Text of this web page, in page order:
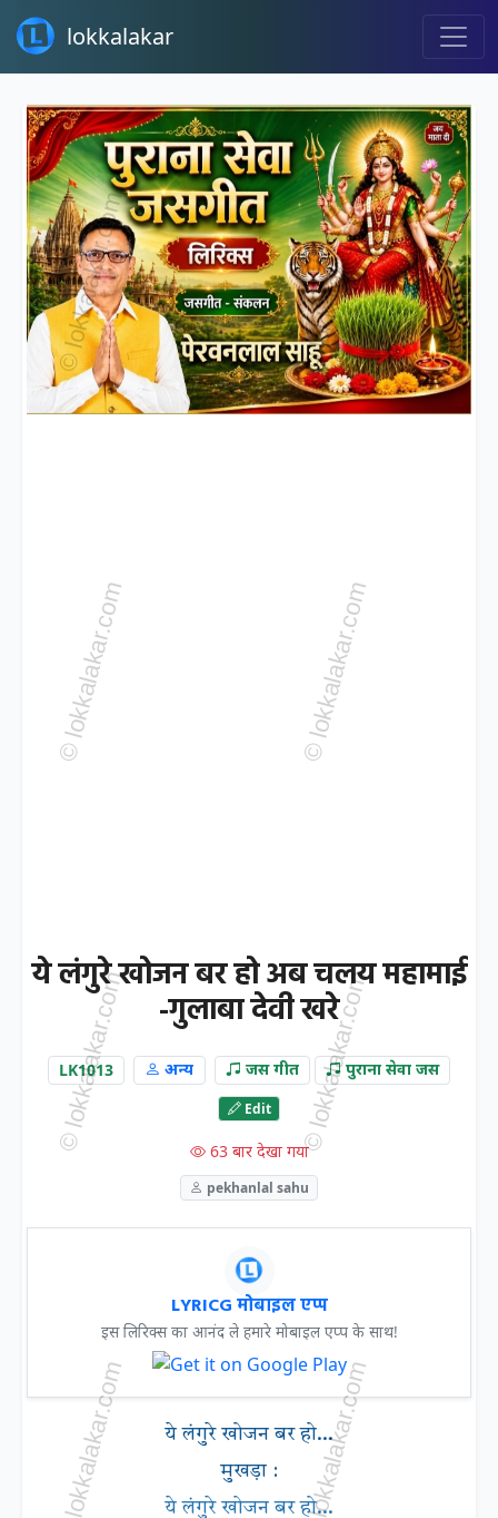
lokkalakar
ये लंगुरे खोजन बर हो अब चलय महामाई
-गुलाबा देवी खरे
LK1013 अन्य जस गीत पुराना सेवा जस
Edit
63 बार देखा गया
pekhanlal sahu
LYRICG मोबाइल एप्प
इस लिरिक्स का आनंद ले हमारे मोबाइल एप्प के साथ!
ये लंगुरे खोजन बर हो...
मुखड़ा :
ये लंगुरे खोजन बर हो...